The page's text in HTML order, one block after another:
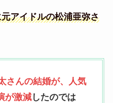
アイドルの松浦亜弥さ
さんの結婚が、人気
が激減したのでは